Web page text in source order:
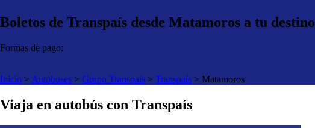
Boletos de Transpaís desde Matamoros a tu destino
Formas de pago:
Inicio > Autobuses > Grupo Transpaís > Transpaís > Matamoros
Viaja en autobús con Transpaís